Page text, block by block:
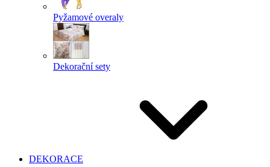
Pyžamové overaly
Dekorační sety
DEKORACE